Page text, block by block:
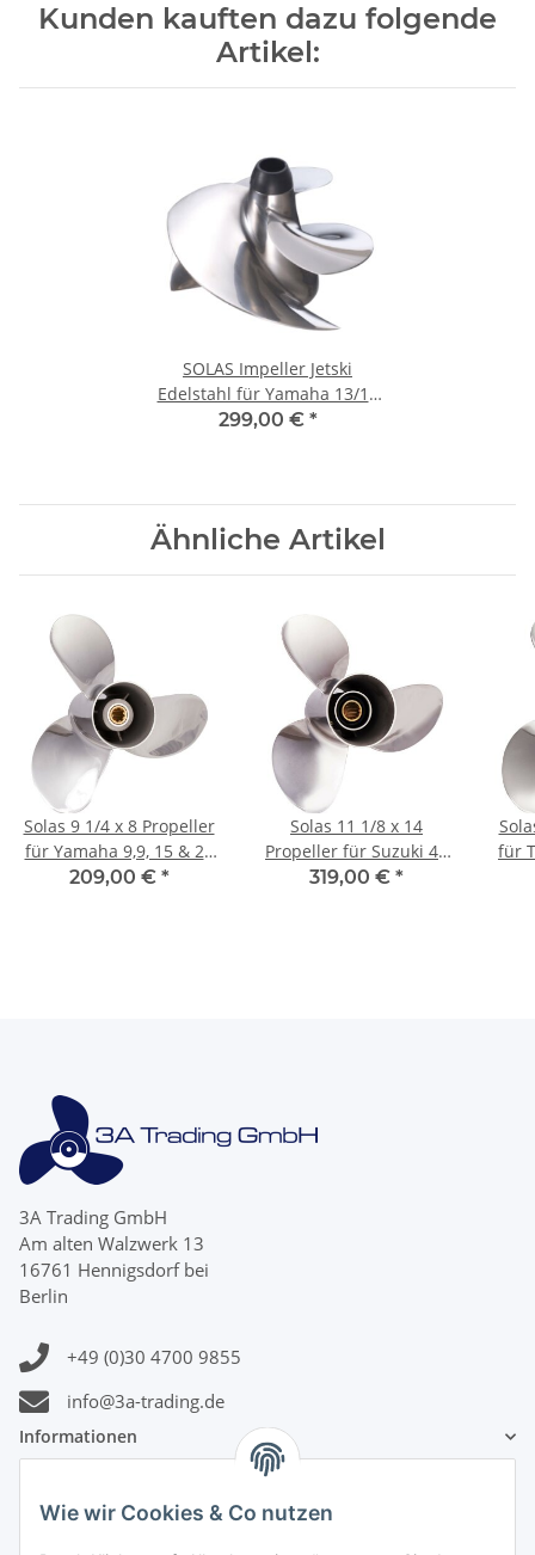
Wie wir Cookies & Co nutzen
Kunden kauften dazu folgende
Artikel:
SOLAS Impeller Jetski
Edelstahl für Yamaha 13/19
YS-CD-13/19
299,00 € *
Ähnliche Artikel
Solas 9 1/4 x 8 Propeller
für Yamaha 9,9, 15 & 20
PS 3 Blatt 8 Zähne
209,00 € *
Solas 11 1/8 x 14
Propeller für Suzuki 40
50 60 PS 3 Blatt 13
319,00 € *
für
3A Trading GmbH
Am alten Walzwerk 13
16761 Hennigsdorf bei
Berlin
+49 (0)30 4700 9855
info@3a-trading.de
Informationen
Gesetzliche Informationen